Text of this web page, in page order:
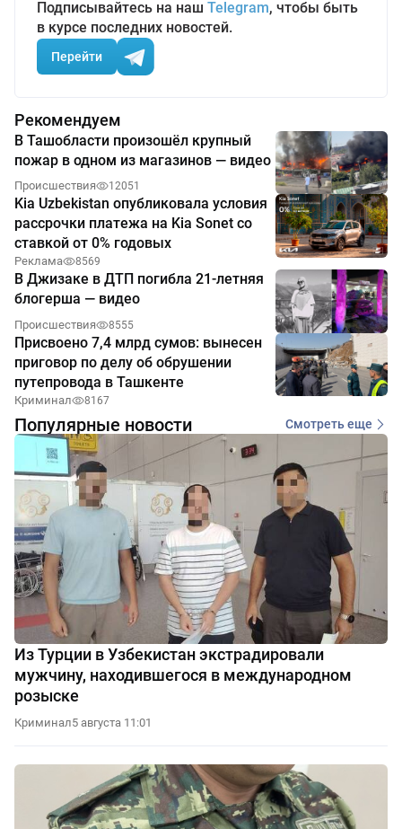
Подписывайтесь на наш Telegram, чтобы быть
в курсе последних новостей.
Перейти
Рекомендуем
В Ташобласти произошёл крупный
пожар в одном из магазинов — видео
Происшествия 12051
Kia Uzbekistan опубликовала условия
рассрочки платежа на Kia Sonet со
ставкой от 0% годовых
Реклама 8569
В Джизаке в ДТП погибла 21-летняя
блогерша — видео
Происшествия 8555
Присвоено 7,4 млрд сумов: вынесен
приговор по делу об обрушении
путепровода в Ташкенте
Криминал 8167
Популярные новости Смотреть еще
Из Турции в Узбекистан экстрадировали
мужчину, находившегося в международном
розыске
Криминал5 августа 11:01